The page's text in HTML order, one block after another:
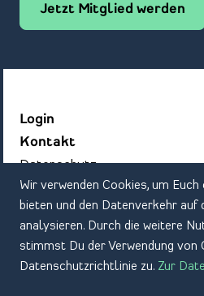
Jetzt Mitglied werden
Login
Kontakt
Datenschutz
Impressum
Wir verwenden Cookies, um
bieten und den Datenverkehr auf
analysieren. Durch die weitere
stimmst Du der Verwendung von
Datenschutzrichtlinie zu. Zur